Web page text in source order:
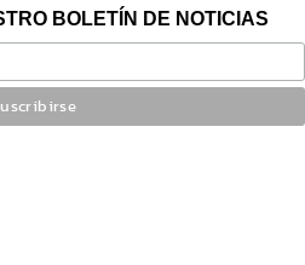
BOLETÍN DE NOTICIAS